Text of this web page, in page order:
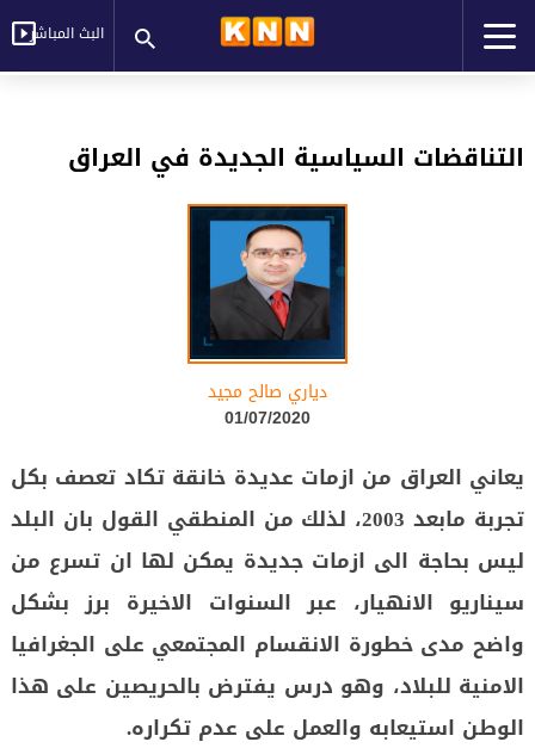
البث المباشر
التناقضات السياسية الجديدة في العراق
دياري صالح مجيد
01/07/2020
يعاني العراق من ازمات عديدة خانقة تكاد تعصف بكل
تجربة مابعد 2003، لذلك من المنطقي القول بان البلد
ليس بحاجة الى ازمات جديدة يمكن لها ان تسرع من
سيناريو الانهيار، عبر السنوات الاخيرة برز بشكل
واضح مدى خطورة الانقسام المجتمعي على الجغرافيا
الامنية للبلاد، وهو درس يفترض بالحريصين على هذا
الوطن استيعابه والعمل على عدم تكراره.